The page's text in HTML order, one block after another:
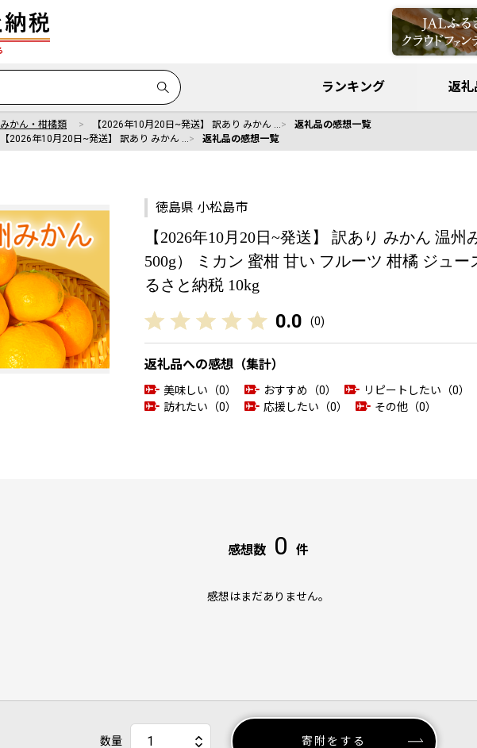
ランキング 返礼
みかん・柑橘類 【2026年10月20日~発送】 訳あり みかん …
返礼品の感想一覧
【2026年10月20日~発送】 訳あり みかん … 返礼品の感想一覧
徳島県 小松島市
【2026年10月20日~発送】 訳あり みかん 温州
500g） ミカン 蜜柑 甘い フルーツ 柑橘 ジュ
るさと納税 10kg
0.0 (0)
返礼品への感想（集計）
美味しい（0） おすすめ（0） リピートしたい（0）
訪れたい（0）
応援したい（0） その他（0）
感想数 0 件
感想はまだありません。
数量 寄附をする